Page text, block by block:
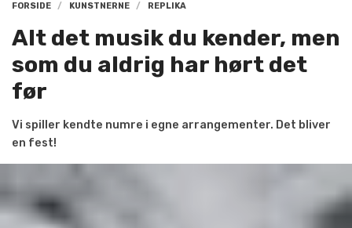
FORSIDE KUNSTNERNE REPLIKA
Alt det musik du kender, men
som du aldrig har hørt det
før
Vi spiller kendte numre i egne arrangementer. Det bliver
en fest!